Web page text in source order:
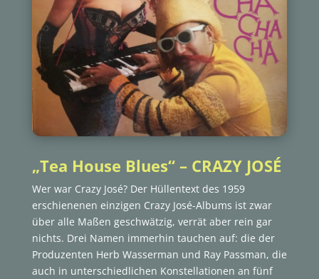
„Tea House Blues“ – CRAZY JOSÉ
Wer war Crazy José? Der Hüllentext des 1959
erschienenen einzigen Crazy José-Albums ist zwar
über alle Maßen geschwätzig, verrät aber rein gar
nichts. Drei Namen immerhin tauchen auf: die der
Produzenten Herb Wasserman und Ray Passman, die
auch in unterschiedlichen Konstellationen an fünf